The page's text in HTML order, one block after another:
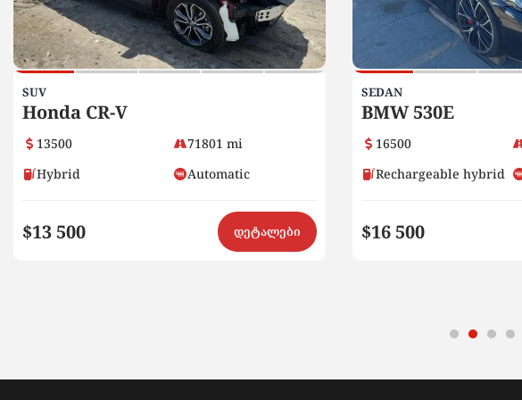
SUV
Honda CR-V
13500
71801 mi
Hybrid
Automatic
$13 500 დეტალები
SEDAN
BMW 530E
16500
Rechargeable hybrid
$16 500